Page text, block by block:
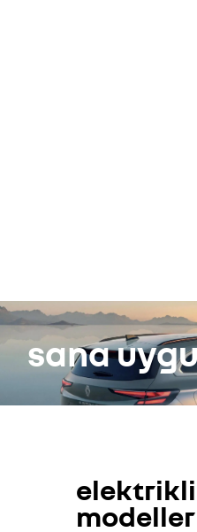
sana